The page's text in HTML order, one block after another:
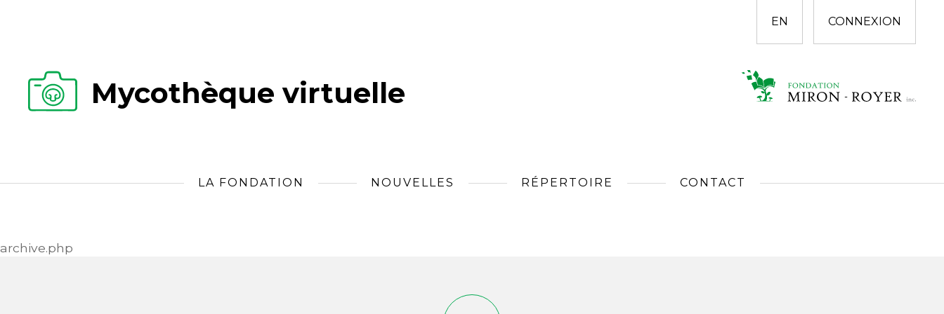
EN CONNEXION
Mycothèque virtuelle
LA FONDATION NOUVELLES RÉPERTOIRE CONTACT
archive.php